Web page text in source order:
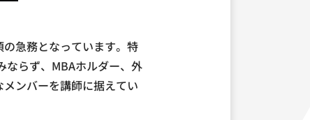
急務となっています。特
ならず、MBAホルダー、外
ンバーを講師に据えてい